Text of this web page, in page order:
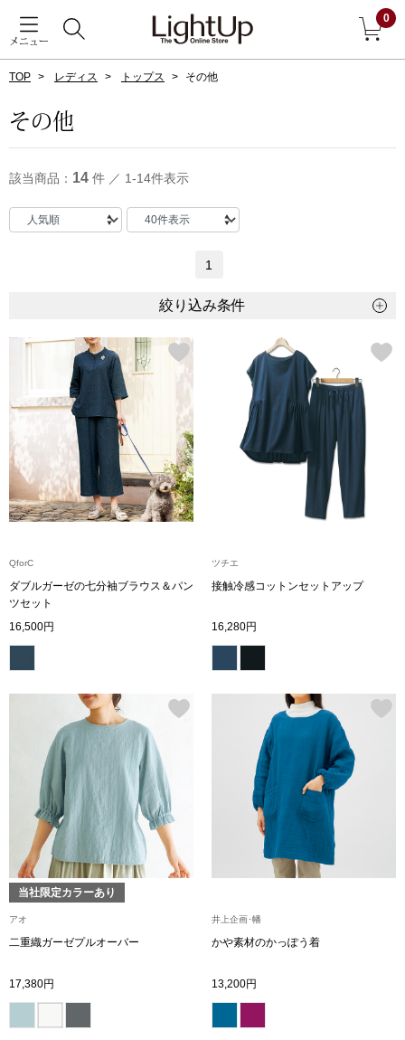
メニュー
0
すべて見る
ダーウェア
ン雑貨
アウター
トップス
Tシャツ／カッ
ポロシャツ
ベスト
その他
ボトムス
パンツ／スラ
TOP レディス トップス その他
その他
該当商品： 14 件 ／ 1-14件表示
1
絞り込み条件
QforC
ダブルガーゼの七分袖ブラウス＆パン
ツセット
16,500円
ツチエ
接触冷感コットンセットアップ
16,280円
当社限定カラーあり
アオ
二重織ガーゼプルオーバー
17,380円
井上企画･幡
かや素材のかっぽう着
13,200円